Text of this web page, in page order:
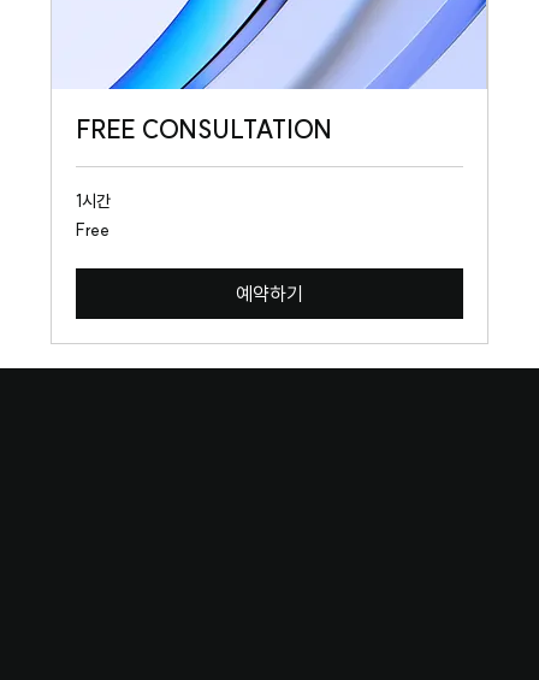
FREE CONSULTATION
1시간
Free
Free
예약하기